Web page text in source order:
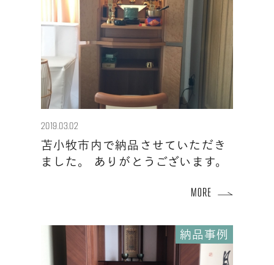
2019.03.02
苫小牧市内で納品させていただき
ました。 ありがとうございます。
納品事例